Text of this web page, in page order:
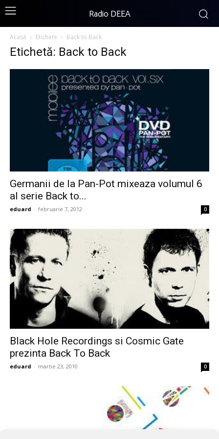
Radio DEEA
Acasă Etichete Back to Back
Etichetă: Back to Back
Germanii de la Pan-Pot mixeaza volumul 6
al serie Back to...
eduard - februarie 7, 2012 0
Black Hole Recordings si Cosmic Gate
prezinta Back To Back
eduard - martie 23, 2010 0